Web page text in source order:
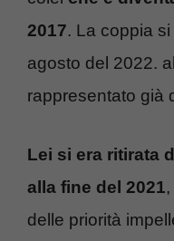
2017. La coppia
agosto del 2022.
rappresentato già
Lei si era ritirata
alla fine del 2021
delle priorità